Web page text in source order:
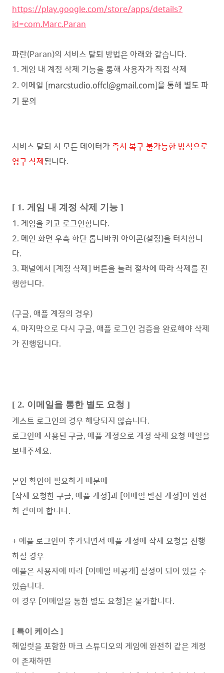
https://play.google.com/store/apps/details?
id=com.Marc.Paran
파란(Paran)의 서비스 탈퇴 방법은 아래와 같습니다.
1. 게임 내 계정 삭제 기능을 통해 사용자가 직접 삭제
2. 이메일 [marcstudio.offcl@gmail.com]을 통해 별도 파
기 문의
서비스 탈퇴 시 모든 데이터가 즉시 복구 불가능한 방식으로
영구 삭제 됩니다.
[ 1. 게임 내 계정 삭제 기능 ]
1. 게임을 키고 로그인합니다.
2. 메인 화면 우측 하단 톱니바퀴 아이콘(설정)을 터치합니
다.
3. 패널에서 [계정 삭제] 버튼을 눌러 절차에 따라 삭제를 진
행합니다.
(구글, 애플 계정의 경우)
4. 마지막으로 다시 구글, 애플 로그인 검증을 완료해야 삭제
가 진행됩니다.
[ 2. 이메일을 통한 별도 요청 ]
게스트 로그인의 경우 해당되지 않습니다.
로그인에 사용된 구글, 애플 계정으로 계정 삭제 요청 메일을
보내주세요.
본인 확인이 필요하기 때문에
[삭제 요청한 구글, 애플 계정]과 [이메일 발신 계정]이 완전
히 같아야 합니다.
+ 애플 로그인이 추가되면서 애플 계정에 삭제 요청을 진행
하실 경우
애플은 사용자에 따라 [이메일 비공개] 설정이 되어 있을 수
있습니다.
이 경우 [이메일을 통한 별도 요청]은 불가합니다.
[ 특이 케이스 ]
헤일럿을 포함한 마크 스튜디오의 게임에 완전히 같은 계정
이 존재하면